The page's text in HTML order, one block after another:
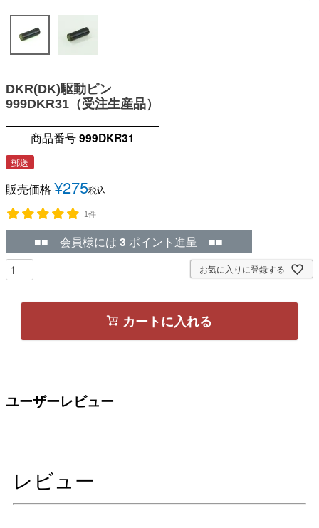
DKR(DK)駆動ピン
999DKR31（受注生産品）
商品番号999DKR31
郵送
販売価格 ¥275税込
1件
■■ 会員様には 3 ポイント進呈 ■■
お気に入りに登録する
カートに入れる
ユーザーレビュー
レビュー